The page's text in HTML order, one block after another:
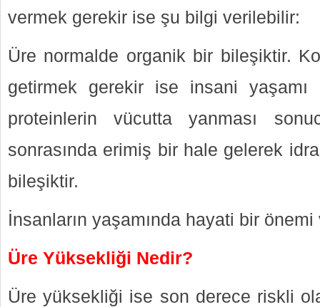
vermek gerekir ise şu bilgi verilebilir:
Üre normalde organik bir bileşiktir.
getirmek gerekir ise insani
proteinlerin vücutta yanması
sonrasında erimiş bir hale gelerek
bileşiktir.
İnsanların yaşamında hayati bir önemi
Üre Yüksekliği Nedir?
Üre yüksekliği ise son derece riskli